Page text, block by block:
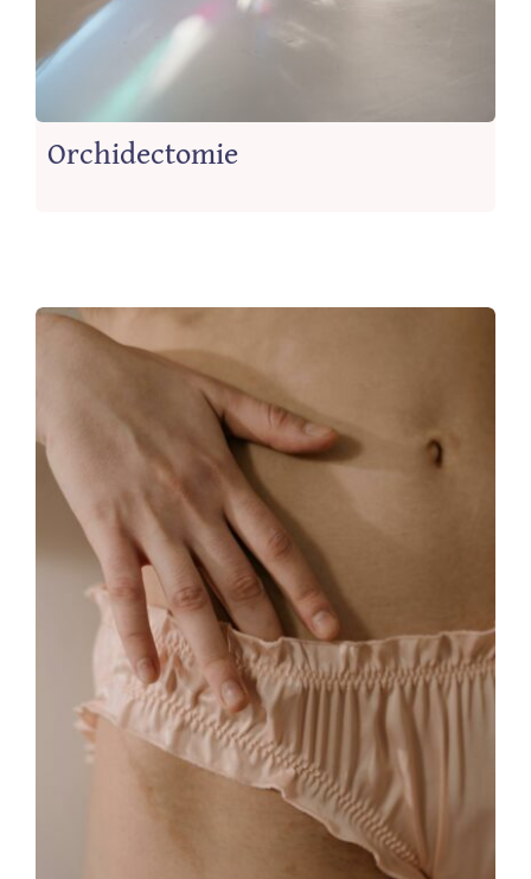
Orchidectomie